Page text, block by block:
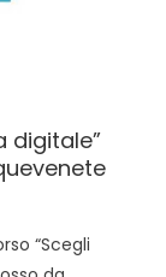
digitale”
“Scegli